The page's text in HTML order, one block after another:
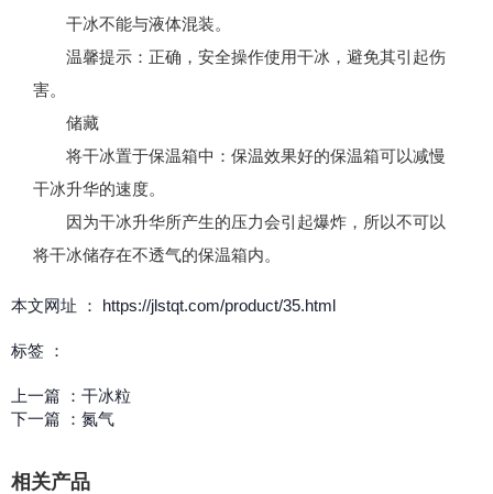
干冰不能与液体混装。
温馨提示：正确，安全操作使用干冰，避免其引起伤
害。
储藏
将干冰置于保温箱中：保温效果好的保温箱可以减慢
干冰升华的速度。
因为干冰升华所产生的压力会引起爆炸，所以不可以
将干冰储存在不透气的保温箱内。
本文网址 ： https://jlstqt.com/product/35.html
标签 ：
上一篇 ： 干冰粒
下一篇 ： 氮气
相关产品